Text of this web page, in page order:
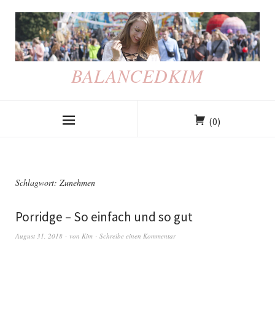
BALANCEDKIM
(0)
Schlagwort: Zunehmen
Porridge – So einfach und so gut
August 31, 2018 von Kim Schreibe einen Kommentar